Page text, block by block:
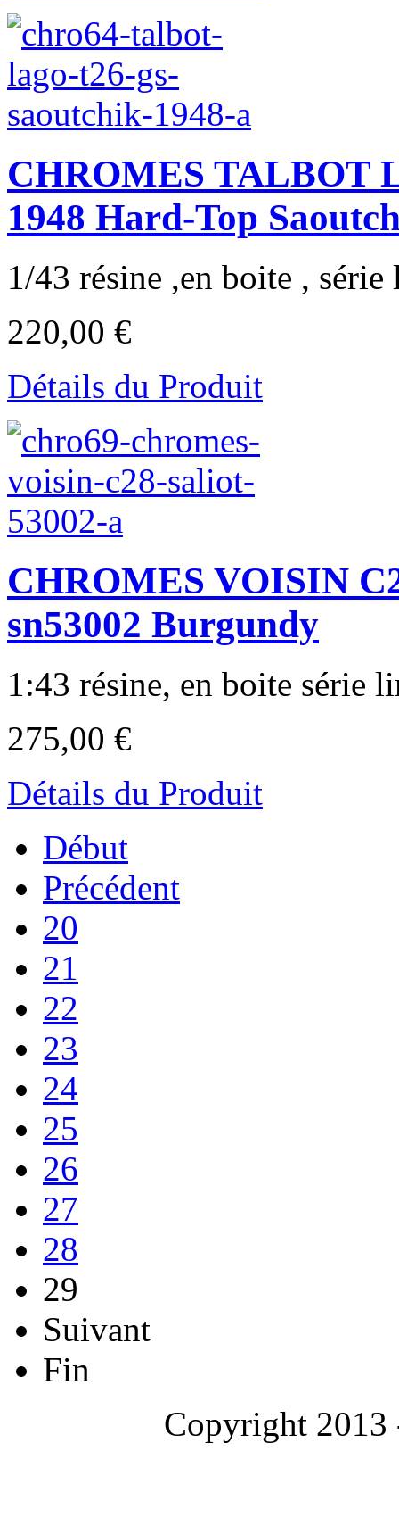
CHROMES TALBOT
1948 Hard-Top
1/43 résine ,en boite , série
220,00 €
Détails du Produit
CHROMES VOISIN
sn53002 Burgundy
1:43 résine, en boite série
275,00 €
Détails du Produit
Début
Précédent
20
21
22
23
24
25
26
27
28
29
Suivant
Fin
Copyright